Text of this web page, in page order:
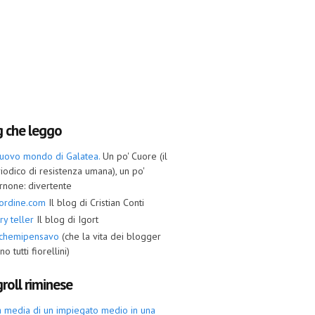
che leggo
mondo di Galatea. Un po' Cuore (il
di resistenza umana), un po'
divertente
Il blog di Cristian Conti
teller Il blog di Igort
(che la vita dei blogger
tutti fiorellini)
riminese
media di un impiegato medio in una